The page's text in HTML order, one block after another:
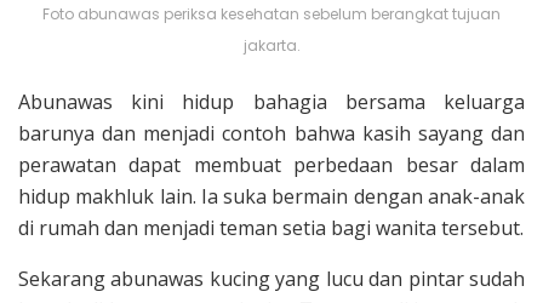
Foto abunawas periksa kesehatan sebelum berangkat tujuan
jakarta.
Abunawas kini hidup bahagia bersama keluarga
barunya dan menjadi contoh bahwa kasih sayang dan
perawatan dapat membuat perbedaan besar dalam
hidup makhluk lain. Ia suka bermain dengan anak-anak
di rumah dan menjadi teman setia bagi wanita tersebut.
Sekarang abunawas kucing yang lucu dan pintar sudah